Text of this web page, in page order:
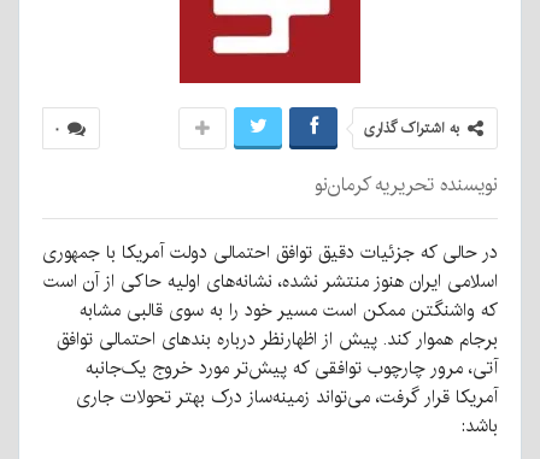
۰ به اشتراک گذاری
نویسنده تحریریه کرمان‌نو
در حالی که جزئیات دقیق توافق احتمالی دولت آمریکا با جمهوری
اسلامی ایران هنوز منتشر نشده، نشانه‌های اولیه حاکی از آن است
که واشنگتن ممکن است مسیر خود را به سوی قالبی مشابه
برجام هموار کند. پیش از اظهارنظر درباره بندهای احتمالی توافق
آتی، مرور چارچوب توافقی که پیش‌تر مورد خروج یک‌جانبه
آمریکا قرار گرفت، می‌تواند زمینه‌ساز درک بهتر تحولات جاری
باشد: